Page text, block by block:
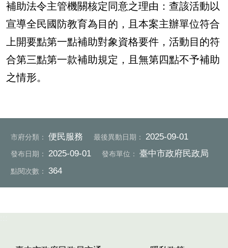
補助法令主管機關核定同意之理由：查該活動以
宣導全民國防教育為目的，且本案主辦單位符合
上開要點第一點補助對象資格要件，活動目的符
合第三點第一款補助規定，且無第四點不予補助
之情形。
市府分類： 便民服務 最後異動日期： 2025-09-01
發布日期： 2025-09-01 發布單位： 臺中市政府民政局
點閱次數： 364